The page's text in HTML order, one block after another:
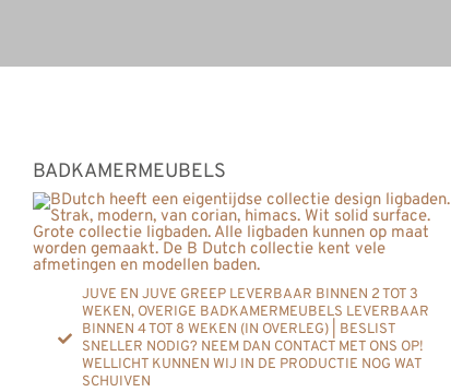
BADKAMERMEUBELS
JUVE EN JUVE GREEP LEVERBAAR BINNEN 2 TOT 3
WEKEN, OVERIGE BADKAMERMEUBELS LEVERBAAR
BINNEN 4 TOT 8 WEKEN (IN OVERLEG) | BESLIST
SNELLER NODIG? NEEM DAN CONTACT MET ONS OP!
WELLICHT KUNNEN WIJ IN DE PRODUCTIE NOG WAT
SCHUIVEN